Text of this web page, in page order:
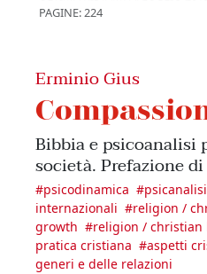
PAGINE: 224
Erminio Gius
Bibbia e psicoanalisi
società. Prefazione
#psicodinamica #psicanalisi
internazionali #religion /
growth #religion /
pratica cristiana #aspetti
generi e delle relazioni